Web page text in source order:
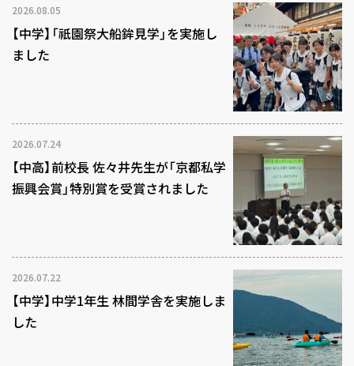
2026.08.05
【中学】「祇園祭大船鉾見学」を実施し
ました
2026.07.24
【中高】前校長 佐々井先生が「京都私学
振興会賞」特別賞を受賞されました
2026.07.22
【中学】中学1年生 林間学舎を実施しま
した